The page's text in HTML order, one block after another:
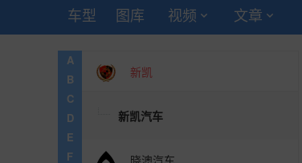
车型 图库 视频 文章
A
B
C
D
E
F
新吉奥
新凯
新凯汽车
晓澳汽车